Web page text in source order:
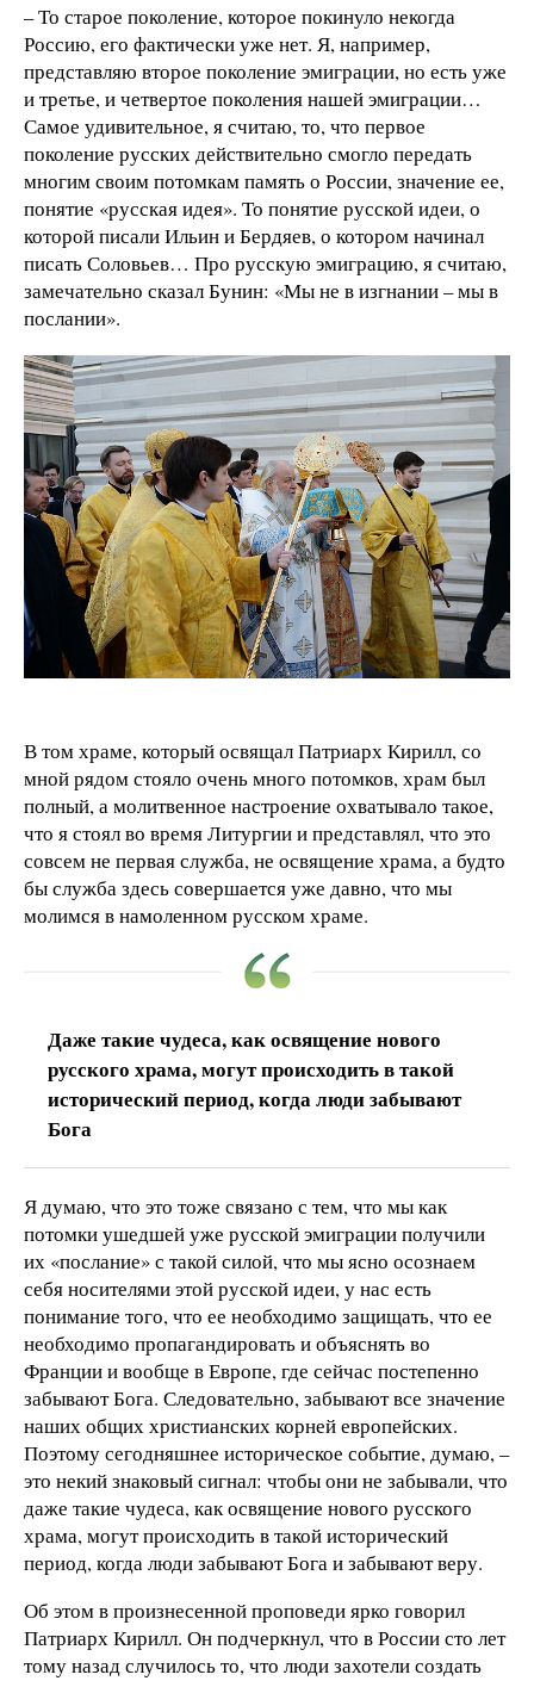
– То старое поколение, которое покинуло некогда
Россию, его фактически уже нет. Я, например,
представляю второе поколение эмиграции, но есть уже
и третье, и четвертое поколения нашей эмиграции…
Самое удивительное, я считаю, то, что первое
поколение русских действительно смогло передать
многим своим потомкам память о России, значение ее,
понятие «русская идея». То понятие русской идеи, о
которой писали Ильин и Бердяев, о котором начинал
писать Соловьев… Про русскую эмиграцию, я считаю,
замечательно сказал Бунин: «Мы не в изгнании – мы в
послании».
В том храме, который освящал Патриарх Кирилл, со
мной рядом стояло очень много потомков, храм был
полный, а молитвенное настроение охватывало такое,
что я стоял во время Литургии и представлял, что это
совсем не первая служба, не освящение храма, а будто
бы служба здесь совершается уже давно, что мы
молимся в намоленном русском храме.
Даже такие чудеса, как освящение нового
русского храма, могут происходить в такой
исторический период, когда люди забывают
Бога
Я думаю, что это тоже связано с тем, что мы как
потомки ушедшей уже русской эмиграции получили
их «послание» с такой силой, что мы ясно осознаем
себя носителями этой русской идеи, у нас есть
понимание того, что ее необходимо защищать, что ее
необходимо пропагандировать и объяснять во
Франции и вообще в Европе, где сейчас постепенно
забывают Бога. Следовательно, забывают все значение
наших общих христианских корней европейских.
Поэтому сегодняшнее историческое событие, думаю, –
это некий знаковый сигнал: чтобы они не забывали, что
даже такие чудеса, как освящение нового русского
храма, могут происходить в такой исторический
период, когда люди забывают Бога и забывают веру.
Об этом в произнесенной проповеди ярко говорил
Патриарх Кирилл. Он подчеркнул, что в России сто лет
тому назад случилось то, что люди захотели создать